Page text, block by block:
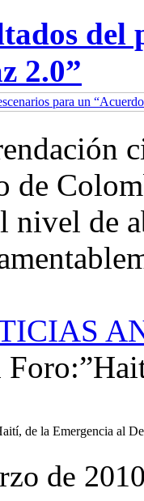
del
2.0”
de
nivel de
de la Emergencia al
de